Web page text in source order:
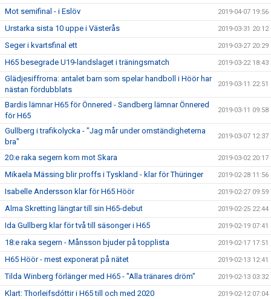
Mot semifinal - i Eslöv 2019-04-07 19:56
Urstarka sista 10 uppe i Västerås 2019-03-31 20:12
Seger i kvartsfinal ett 2019-03-27 20:29
H65 besegrade U19-landslaget i träningsmatch 2019-03-22 18:43
Glädjesiffrorna: antalet barn som spelar handboll i Höör har
nästan fördubblats
2019-03-11 22:51
Bardis lämnar H65 för Önnered - Sandberg lämnar Önnered
för H65
2019-03-11 09:58
Gullberg i trafikolycka - "Jag mår under omständigheterna
bra"
2019-03-07 12:37
20:e raka segern kom mot Skara 2019-03-02 20:17
Mikaela Mässing blir proffs i Tyskland - klar för Thüringer 2019-02-28 11:56
Isabelle Andersson klar för H65 Höör 2019-02-27 09:59
Alma Skretting längtar till sin H65-debut 2019-02-25 22:44
Ida Gullberg klar för två till säsonger i H65 2019-02-19 07:41
18:e raka segern - Månsson bjuder på topplista 2019-02-17 17:51
H65 Höör - mest exponerat på nätet 2019-02-13 12:41
Tilda Winberg förlänger med H65 - "Alla tränares dröm" 2019-02-13 03:32
Klart: Thorleifsdóttir i H65 till och med 2020 2019-02-12 07:04